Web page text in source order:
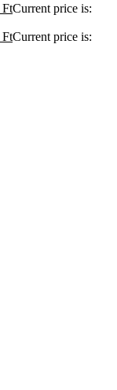
FtCurrent price is:
FtCurrent price is: